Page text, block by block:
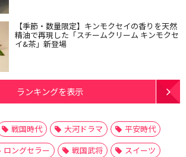
【季節・数量限定】キンモクセイの香りを天然
精油で再現した「スチームクリーム キンモクセ
イ&茶」新登場
ランキングを表示
戦国時代 大河ドラマ
平安時代
ロングセラー 戦国武将
スイーツ